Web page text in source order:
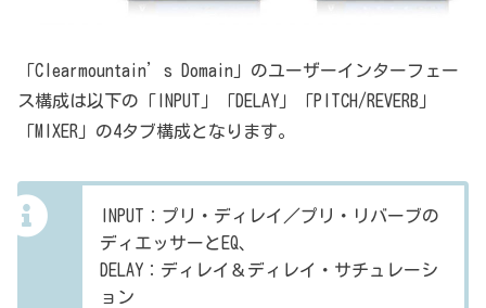
「Clearmountain’s Domain」のユーザーインターフェー
ス構成は以下の「INPUT」「DELAY」「PITCH/REVERB」
「MIXER」の4タブ構成となります。
INPUT：プリ・ディレイ／プリ・リバーブの
ディエッサーとEQ、
DELAY：ディレイ＆ディレイ・サチュレーシ
ョン